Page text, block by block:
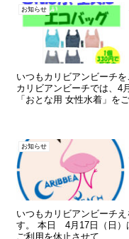
お知らせ
いつもカリビアンビーチ
カリビアンビーチでは、4
「おとな用 女性水着」を
お知らせ
いつもカリビアンビーチ
す。 本日 4月17日（日）
ご利用を休止させて